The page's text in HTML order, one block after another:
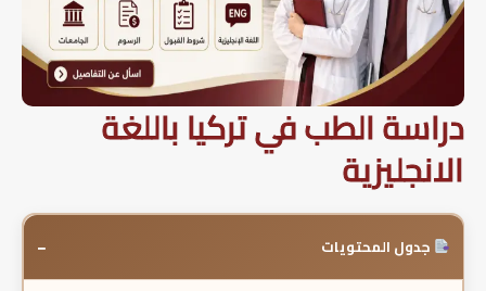
دراسة الطب في تركيا باللغة
الانجليزية
جدول المحتويات −